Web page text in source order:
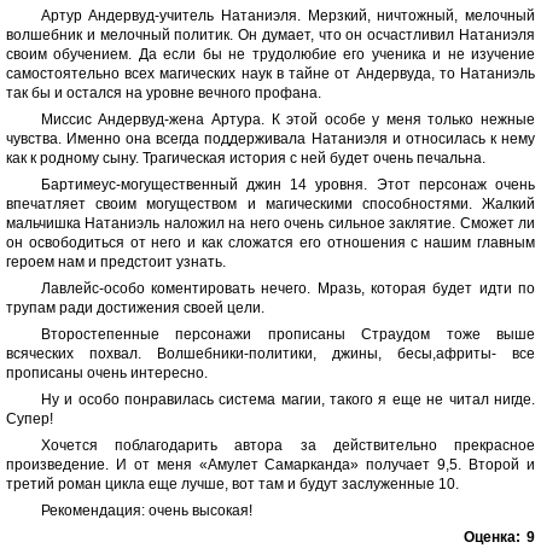
Артур Андервуд-учитель Натаниэля. Мерзкий, ничтожный, мелочный
волшебник и мелочный политик. Он думает, что он осчастливил Натаниэля
своим обучением. Да если бы не трудолюбие его ученика и не изучение
самостоятельно всех магических наук в тайне от Андервуда, то Натаниэль
так бы и остался на уровне вечного профана.
Миссис Андервуд-жена Артура. К этой особе у меня только нежные
чувства. Именно она всегда поддерживала Натаниэля и относилась к нему
как к родному сыну. Трагическая история с ней будет очень печальна.
Бартимеус-могущественный джин 14 уровня. Этот персонаж очень
впечатляет своим могуществом и магическими способностями. Жалкий
мальчишка Натаниэль наложил на него очень сильное заклятие. Сможет ли
он освободиться от него и как сложатся его отношения с нашим главным
героем нам и предстоит узнать.
Лавлейс-особо коментировать нечего. Мразь, которая будет идти по
трупам ради достижения своей цели.
Второстепенные персонажи прописаны Страудом тоже выше
всяческих похвал. Волшебники-политики, джины, бесы,африты- все
прописаны очень интересно.
Ну и особо понравилась система магии, такого я еще не читал нигде.
Супер!
Хочется поблагодарить автора за действительно прекрасное
произведение. И от меня «Амулет Самарканда» получает 9,5. Второй и
третий роман цикла еще лучше, вот там и будут заслуженные 10.
Рекомендация: очень высокая!
Оценка: 9